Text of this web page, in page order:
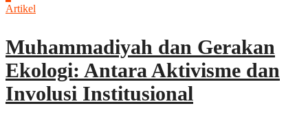
Artikel
Muhammadiyah dan Gerakan
Ekologi: Antara Aktivisme dan
Involusi Institusional